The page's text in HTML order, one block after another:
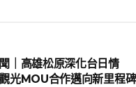
｜高雄松原深化台日情
光MOU合作邁向新里程碑